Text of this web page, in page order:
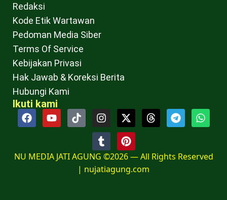
Redaksi
Kode Etik Wartawan
Pedoman Media Siber
Terms Of Service
Kebijakan Privasi
Hak Jawab & Koreksi Berita
Hubungi Kami
Ikuti kami
NU MEDIA JATI AGUNG ©2026 — All Rights Reserved
| nujatiagung.com